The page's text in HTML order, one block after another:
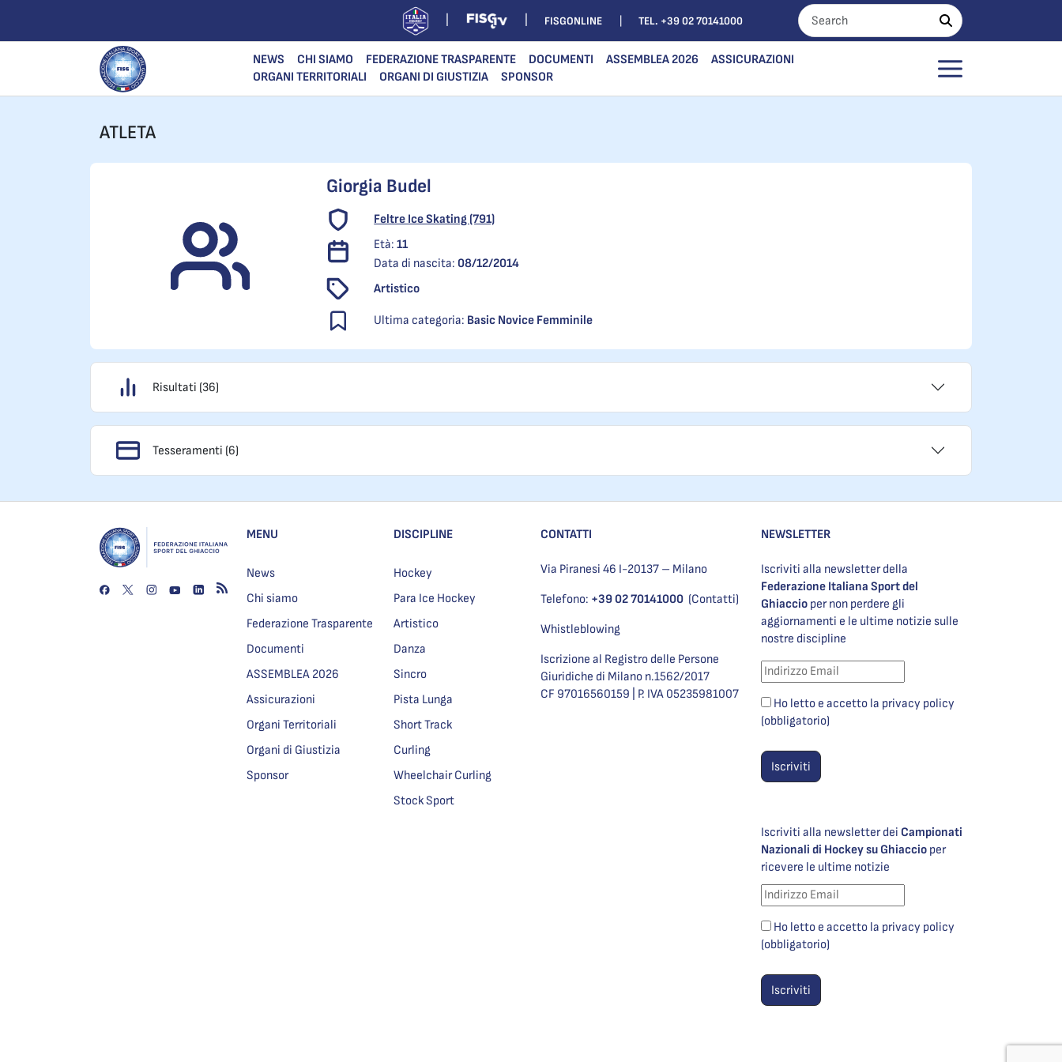
FISGONLINE TEL. +39 02 70141000
NEWS CHI SIAMO FEDERAZIONE TRASPARENTE DOCUMENTI ASSEMBLEA 2026
ASSICURAZIONI
ORGANI TERRITORIALI
ORGANI DI GIUSTIZIA SPONSOR
ATLETA
Giorgia Budel
Feltre Ice Skating (791)
Età:11
Data di nascita:08/12/2014
Artistico
Ultima categoria: Basic Novice Femminile
Risultati (36)
Tesseramenti (6)
MENU
News
Chi siamo
Federazione Trasparente
Documenti
ASSEMBLEA 2026
Assicurazioni
Organi Territoriali
Organi di Giustizia
Sponsor
DISCIPLINE
Hockey
Para Ice Hockey
Artistico
Danza
Sincro
Pista Lunga
Short Track
Curling
Wheelchair Curling
Stock Sport
CONTATTI
Via Piranesi 46 I-20137 – Milano
Telefono: +39 02 70141000 (Contatti)
Whistleblowing
Iscrizione al Registro delle Persone
Giuridiche di Milano n.1562/2017
CF 97016560159 | P. IVA 05235981007
NEWSLETTER
Iscriviti alla newsletter della
Federazione Italiana Sport del
Ghiaccio per non perdere gli
aggiornamenti e le ultime notizie sulle
nostre discipline
Ho letto e accetto la privacy policy
(obbligatorio)
Iscriviti alla newsletter dei Campionati
Nazionali di Hockey su Ghiaccio per
ricevere le ultime notizie
Ho letto e accetto la privacy policy
(obbligatorio)